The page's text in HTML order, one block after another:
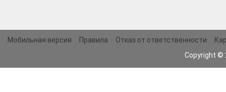
Мобильная версия Правила Отказ от ответственности
Copyright ©